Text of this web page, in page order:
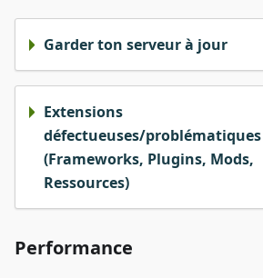
Garder ton serveur à jour
Extensions
défectueuses/problématiques
(Frameworks, Plugins, Mods,
Ressources)
Performance